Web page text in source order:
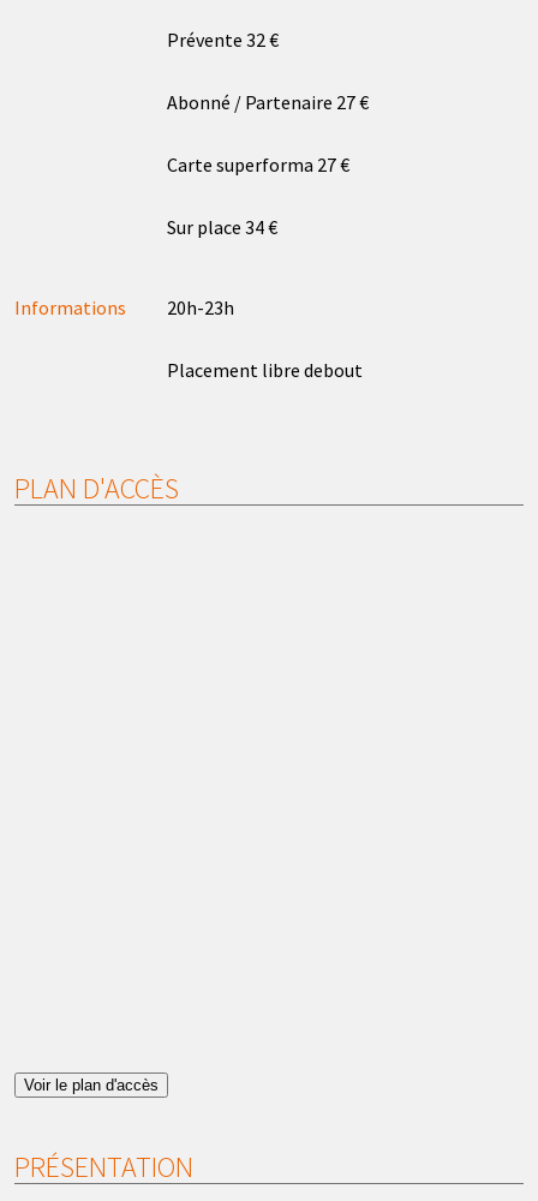
Prévente 32 €
Abonné / Partenaire 27 €
Carte superforma 27 €
Sur place 34 €
Informations 20h-23h
Placement libre debout
PLAN D'ACCÈS
Voir le plan d'accès
PRÉSENTATION